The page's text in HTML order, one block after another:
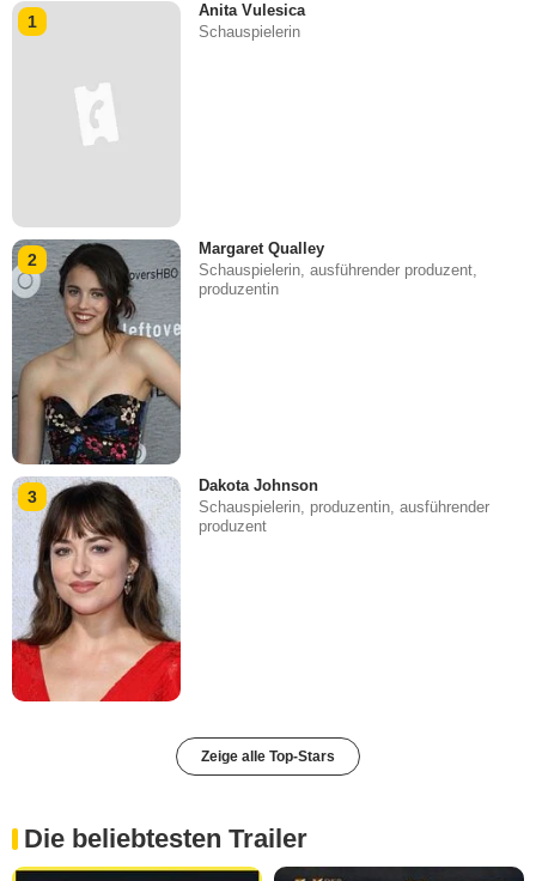
1
Anita Vulesica
Schauspielerin
2
Margaret Qualley
Schauspielerin, ausführender produzent,
produzentin
3
Dakota Johnson
Schauspielerin, produzentin, ausführender
produzent
Zeige alle Top-Stars
Die beliebtesten Trailer